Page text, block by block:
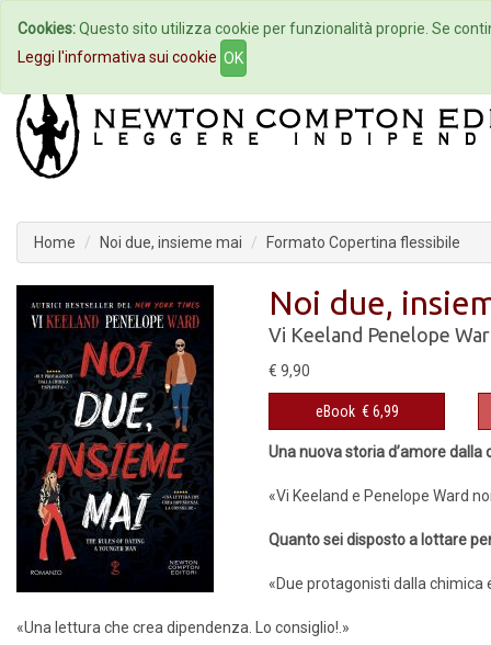
Home Autori Eventi
Home Noi due, insieme mai Formato Copertina flessibile
Noi due,
Vi Keeland Penelope
€ 9,90
eBook € 6,99
Una nuova storia d’amore
«Vi Keeland e Penelope Ward
Quanto sei disposto a lottare
«Due protagonisti dalla chimica
«Una lettura che crea dipendenza. Lo consiglio!.»
Cookies:Questo sito utilizza cookie per funzionalità proprie. Se
Leggi l'informativa sui cookie OK